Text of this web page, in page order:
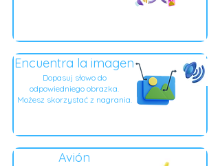
Encuentra la imagen
Dopasuj słowo do
odpowiedniego obrazka.
Możesz skorzystać z nagrania.
Avión